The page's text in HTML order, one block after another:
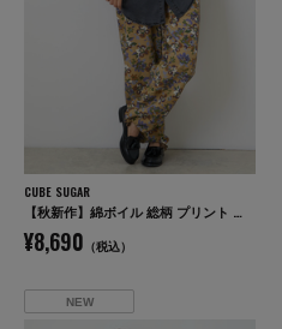
CUBE SUGAR
【秋新作】綿ボイル 総柄 プリント イージーパンツ
¥8,690 （税込）
NEW